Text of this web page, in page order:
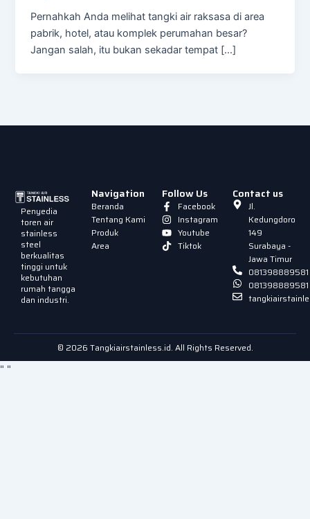
Pernahkah Anda melihat tangki air raksasa di area
pabrik, hotel, atau komplek perumahan besar?
Jangan salah, itu bukan sekadar tempat […]
Penyedia
toren air
stainless
steel
berkualitas
tinggi untuk
kebutuhan
rumah tangga
dan industri.
Navigation
Beranda
Tentang Kami
Produk
Area
Follow Us
Facebook
Instagram
Youtube
Tiktok
Contact us
Jl.
Kedungdoro
149
Surabaya -
Jawa Timur
081398889581
081398889581
© 2026 Tangkiairstainless.id. All Rights Reserved.
" "